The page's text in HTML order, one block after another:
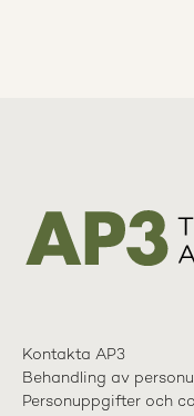
Kontakta AP3
Behandling av
Personuppgifter och